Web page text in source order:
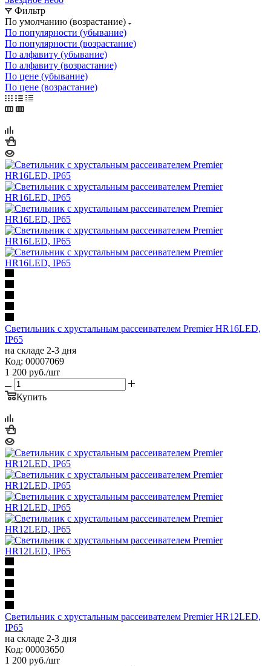
Фильтр
По умолчанию (возрастание)
По популярности (убывание)
По популярности (возрастание)
По алфавиту (убывание)
По алфавиту (возрастание)
По цене (убывание)
По цене (возрастание)
Светильник с хрустальным рассеивателем Premier HR16LED,
IP65
на складе 2-3 дня
Код: 00007069
1 200 руб./шт
Купить
Светильник с хрустальным рассеивателем Premier HR12LED,
IP65
на складе 2-3 дня
Код: 00003650
1 200 руб./шт